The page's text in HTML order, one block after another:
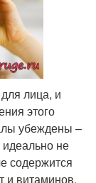
лица, и
этого
убеждены –
идеально не
содержится
и витаминов,